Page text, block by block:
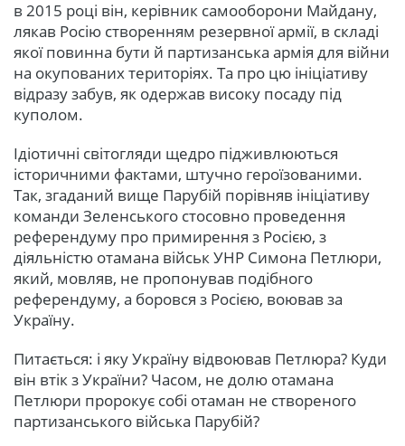
в 2015 році він, керівник самооборони Майдану,
лякав Росію створенням резервної армії, в складі
якої повинна бути й партизанська армія для війни
на окупованих територіях. Та про цю ініціативу
відразу забув, як одержав високу посаду під
куполом.
Ідіотичні світогляди щедро підживлюються
історичними фактами, штучно героїзованими.
Так, згаданий вище Парубій порівняв ініціативу
команди Зеленського стосовно проведення
референдуму про примирення з Росією, з
діяльністю отамана військ УНР Симона Петлюри,
який, мовляв, не пропонував подібного
референдуму, а боровся з Росією, воював за
Україну.
Питається: і яку Україну відвоював Петлюра? Куди
він втік з України? Часом, не долю отамана
Петлюри пророкує собі отаман не створеного
партизанського війська Парубій?